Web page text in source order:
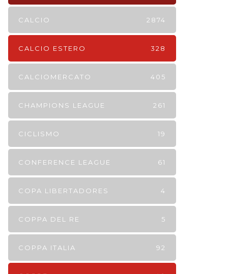
CALCIO 2874
CALCIO ESTERO 328
CALCIOMERCATO 405
CHAMPIONS LEAGUE 261
CICLISMO 19
CONFERENCE LEAGUE 61
COPA LIBERTADORES 4
COPPA DEL RE 5
COPPA ITALIA 92